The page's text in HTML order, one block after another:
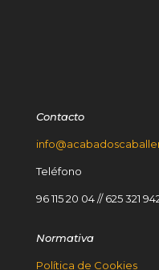
Contacto
Teléfono
96 115 20 04//625 321
Normativa
Política de Cookies